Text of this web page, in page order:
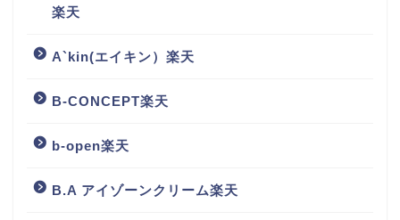
楽天
A`kin(エイキン）楽天
B-CONCEPT楽天
b-open楽天
B.A アイゾーンクリーム楽天